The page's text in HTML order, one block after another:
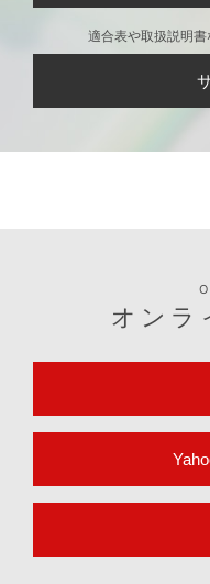
適合表や取扱説明
オンラ